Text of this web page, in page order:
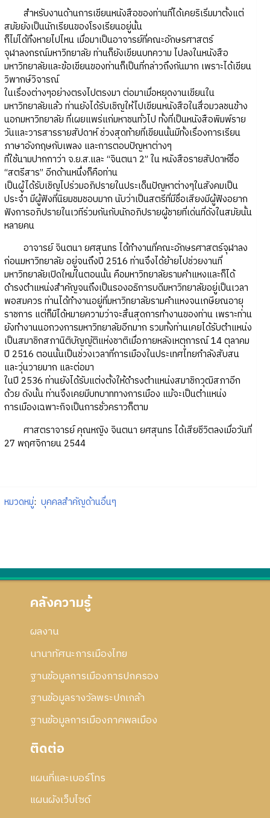
สำหรับงานด้านการเขียนหนังสือของท่านที่ได้เคยริเริ่มมาตั้งแต่
สมัยยังเป็นนักเรียนของโรงเรียนอยู่นั้น
ก็ไม่ได้ทิ้งหายไปไหน เมื่อมาเป็นอาจารย์ที่คณะอักษรศาสตร์
จุฬาลงกรณ์มหาวิทยาลัย ท่านก็ยังเขียนบทความ ไปลงในหนังสือ
มหาวิทยาลัยและข้อเขียนของท่านก็เป็นที่กล่าวถึงกันมาก เพราะได้เขียน
วิพากษ์วิจารณ์
ในเรื่องต่างๆอย่างตรงไปตรงมา ต่อมาเมื่อหยุดงานเขียนใน
มหาวิทยาลัยแล้ว ท่านยังได้รับเชิญให้ไปเขียนหนังสือในสื่อมวลชนข้าง
นอกมหาวิทยาลัย ที่เผยแพร่แก่มหาชนทั่วไป ทั้งที่เป็นหนังสือพิมพ์ราย
วันและวารสารรายสัปดาห์ ช่วงสุดท้ายที่เขียนนั้นมีทั้งเรื่องการเรียน
ภาษาอังกฤษกับเพลง และการตอบปัญหาต่างๆ
ที่ใช้นามปากกาว่า จ.ย.ส.และ “จินตนา 2” ใน หนังสือรายสัปดาห์ชื่อ
“สตรีสาร” อีกด้านหนึ่งก็คือท่าน
เป็นผู้ได้รับเชิญไปร่วมอภิปรายในประเด็นปัญหาต่างๆในสังคมเป็น
ประจำ มีผู้ฟังที่นิยมชมชอบมาก นับว่าเป็นสตรีที่มีชื่อเสียงมีผู้ฟังอยาก
ฟังการอภิปรายในเวทีร่วมกันกับนักอภิปรายผู้ชายที่เด่นที่ดังในสมัยนั้น
หลายคน
อาจารย์ จินตนา ยศสุนทร ได้ทำงานที่คณะอักษรศาสตร์จุฬาลง
ก่อนมหาวิทยาลัย อยู่จนถึงปี 2516 ท่านจึงได้ย้ายไปช่วยงานที่
มหาวิทยาลัยเปิดใหม่ในตอนนั้น คือมหาวิทยาลัยรามคำแหงและก็ได้
ดำรงตำแหน่งสำคัญจนถึงเป็นรองอธิการบดีมหาวิทยาลัยอยู่เป็นเวลา
พอสมควร ท่านได้ทำงานอยู่ที่มหาวิทยาลัยรามคำแหงจนเกษียณอายุ
ราชการ แต่ก็มิได้หมายความว่าจะสิ้นสุดการทำงานของท่าน เพราะท่าน
ยังทำงานนอกวงการมหาวิทยาลัยอีกมาก รวมทั้งท่านเคยได้รับตำแหน่ง
เป็นสมาชิกสภานิติบัญญัติแห่งชาติเมื่อภายหลังเหตุการณ์ 14 ตุลาคม
ปี 2516 ตอนนั้นเป็นช่วงเวลาที่การเมืองในประเทศไทยกำลังสับสน
และวุ่นวายมาก และต่อมา
ในปี 2536 ท่านยังได้รับแต่งตั้งให้ดำรงตำแหน่งสมาชิกวุฒิสภาอีก
ด้วย ดังนั้น ท่านจึงเคยมีบทบาททางการเมือง แม้จะเป็นตำแหน่ง
การเมืองเฉพาะกิจเป็นการชั่วคราวก็ตาม
ศาสตราจารย์ คุณหญิง จินตนา ยศสุนทร ได้เสียชีวิตลงเมื่อวันที่
27 พฤศจิกายน 2544
หมวดหมู่: บุคคลสำคัญด้านอื่นๆ
คลังความรู้
ผลงาน
นานาทัศนะการเมืองไทย
ฐานข้อมูลการเมืองการปกครอง
ฐานข้อมูลรางวัลพระปกเกล้า
ฐานข้อมูลการเมืองภาคพลเมือง
ติดต่อ
แผนที่และเบอร์โทร
แผนผังเว็บไซด์